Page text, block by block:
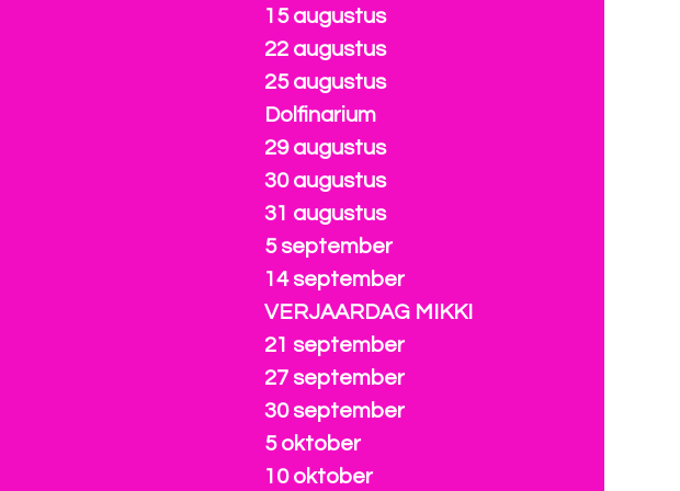
15 augustus
22 augustus
25 augustus
Dolfinarium
29 augustus
30 augustus
31 augustus
5 september
14 september
VERJAARDAG MIKKI
21 september
27 september
30 september
5 oktober
10 oktober